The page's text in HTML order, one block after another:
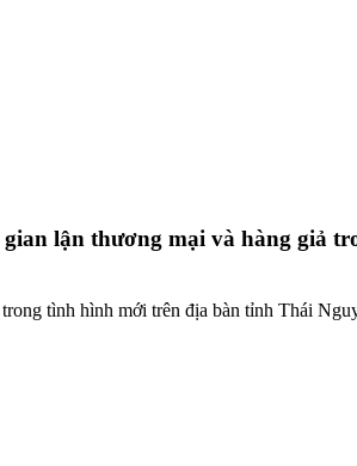
lận thương mại và hàng giả
tình hình mới trên địa bàn tỉnh Thái